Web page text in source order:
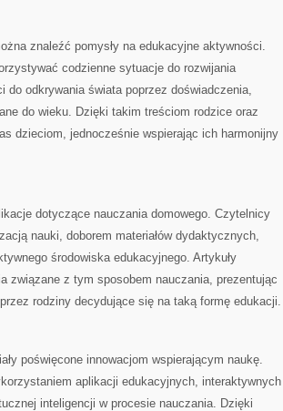
znaleźć pomysły na edukacyjne aktywności.
codzienne sytuacje do rozwijania
odkrywania świata poprzez doświadczenia,
do wieku. Dzięki takim treściom rodzice oraz
dzieciom, jednocześnie wspierając ich harmonijny
dotyczące nauczania domowego. Czytelnicy
nauki, doborem materiałów dydaktycznych,
środowiska edukacyjnego. Artykuły
związane z tym sposobem nauczania, prezentując
rodziny decydujące się na taką formę edukacji.
poświęcone innowacjom wspierającym naukę.
aplikacji edukacyjnych, interaktywnych
inteligencji w procesie nauczania. Dzięki